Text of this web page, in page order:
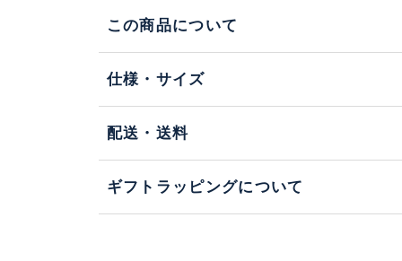
この商品について
仕様・サイズ
配送・送料
ギフトラッピングについて